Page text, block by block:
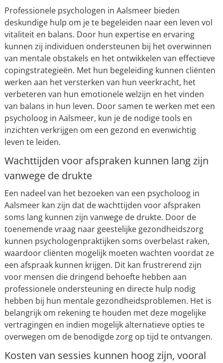
Professionele psychologen in Aalsmeer bieden
deskundige hulp om je te begeleiden naar een leven vol
vitaliteit en balans. Door hun expertise en ervaring
kunnen zij individuen ondersteunen bij het overwinnen
van mentale obstakels en het ontwikkelen van effectieve
copingstrategieën. Met hun begeleiding kunnen cliënten
werken aan het versterken van hun veerkracht, het
verbeteren van hun emotionele welzijn en het vinden
van balans in hun leven. Door samen te werken met een
psycholoog in Aalsmeer, kun je de nodige tools en
inzichten verkrijgen om een gezond en evenwichtig
leven te leiden.
Wachttijden voor afspraken kunnen lang zijn
vanwege de drukte
Een nadeel van het bezoeken van een psycholoog in
Aalsmeer kan zijn dat de wachttijden voor afspraken
soms lang kunnen zijn vanwege de drukte. Door de
toenemende vraag naar geestelijke gezondheidszorg
kunnen psychologenpraktijken soms overbelast raken,
waardoor cliënten mogelijk moeten wachten voordat ze
een afspraak kunnen krijgen. Dit kan frustrerend zijn
voor mensen die dringend behoefte hebben aan
professionele ondersteuning en directe hulp nodig
hebben bij hun mentale gezondheidsproblemen. Het is
belangrijk om rekening te houden met deze mogelijke
vertragingen en indien mogelijk alternatieve opties te
overwegen om de benodigde zorg op tijd te ontvangen.
Kosten van sessies kunnen hoog zijn, vooral